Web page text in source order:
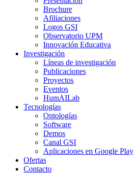
Brochure
Afiliaciones
Logos GSI
Observatorio UPM
Innovación Educativa
Investigación
Líneas de investigación
Publicaciones
Proyectos
Eventos
HumAILab
Tecnologías
Ontologías
Software
Demos
Canal GSI
Aplicaciones en Google Play
Ofertas
Contacto